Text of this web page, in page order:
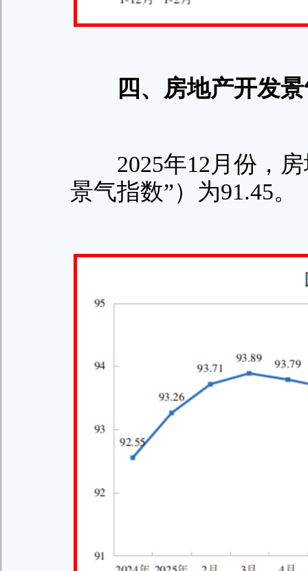
四、房地产开发
2025年12月份，房
景气指数”）为91.45。